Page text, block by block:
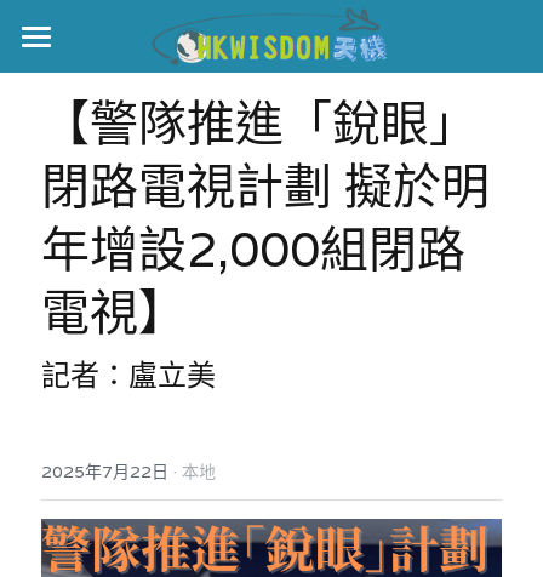
主頁
世界盃
伊美戰爭
黎智英案
正本清源•黎智英案
美西媒體謊言實錄
宏福火災
宏福‧革新
宏福火災正視聽
記錄．宏福苑火災
港聞
國際
娛樂
【警隊推進「銳眼」
閉路電視計劃 擬於明
年增設2,000組閉路
電視】
記者：盧立美
2025年7月22日 · 本地